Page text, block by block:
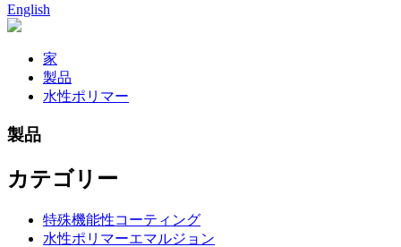
English
家
製品
水性ポリマー
製品
カテゴリー
特殊機能性コーティング
水性ポリマーエマルジョン